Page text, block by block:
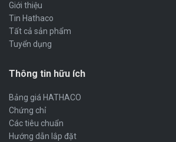
Giới thiệu
Tin Hathaco
Tất cả sản phẩm
Tuyển dụng
Thông tin hữu ích
Bảng giá HATHACO
Chứng chỉ
Các tiêu chuẩn
Hướng dẫn lắp đặt